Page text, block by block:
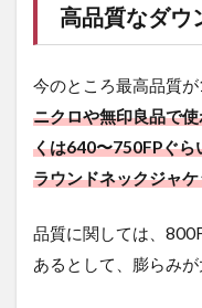
ジ
ャ
ッ
ト
と
比
較
し
4
ま
高品質なダウ
今のところ最高品質
ニクロや無印良品で
くは640〜750FPぐら
ラウンドネックジャ
品質に関しては、
あるとして、膨らみ